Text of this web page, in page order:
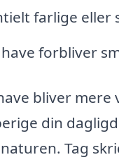
farlige eller
forbliver
bliver
din
Tag